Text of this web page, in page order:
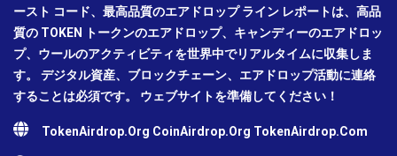
ースト コード、最高品質のエアドロップ ライン レポートは、高品
質の TOKEN トークンのエアドロップ、キャンディーのエアドロッ
プ、ウールのアクティビティを世界中でリアルタイムに収集しま
す。 デジタル資産、ブロックチェーン、エアドロップ活動に連絡
することは必須です。 ウェブサイトを準備してください！
TokenAirdrop.Org CoinAirdrop.Org TokenAirdrop.Com